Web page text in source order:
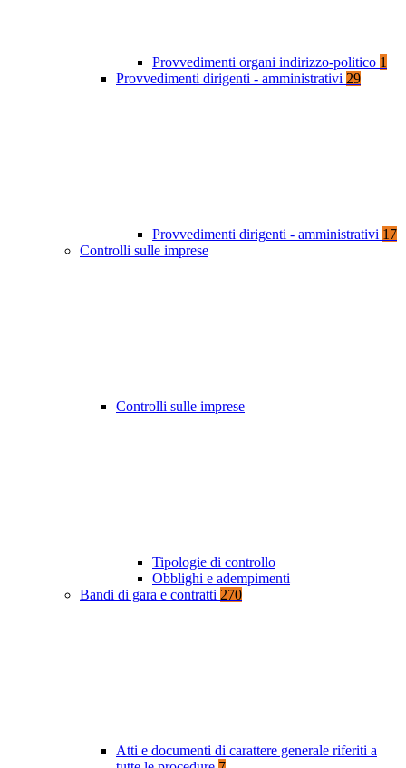
Provvedimenti organi indirizzo-politico 1
Provvedimenti dirigenti - amministrativi 29
Provvedimenti dirigenti - amministrativi 17
Controlli sulle imprese
Controlli sulle imprese
Tipologie di controllo
Obblighi e adempimenti
Bandi di gara e contratti 270
Atti e documenti di carattere generale riferiti a